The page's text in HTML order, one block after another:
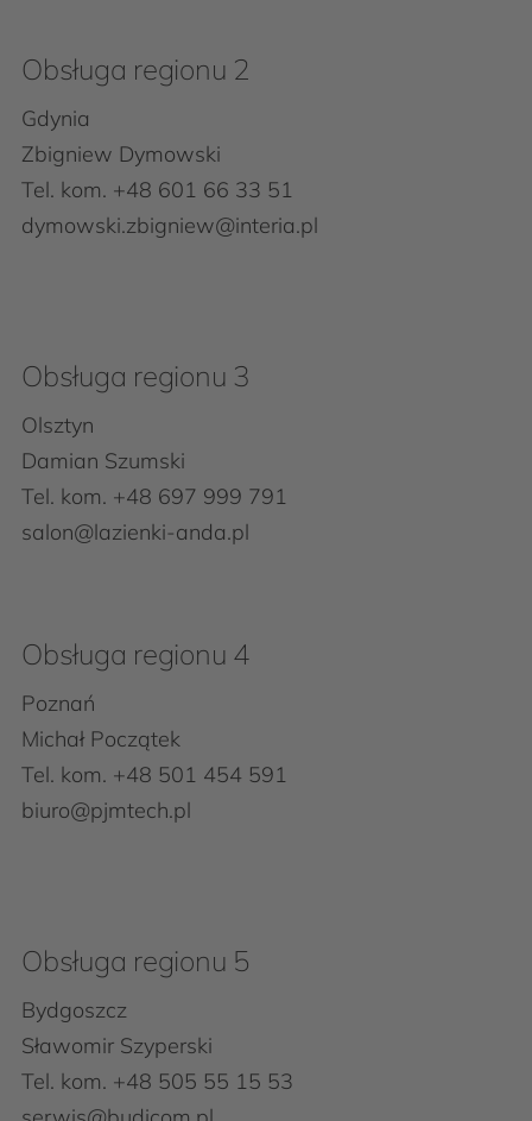
Obsługa regionu 2
Gdynia
Zbigniew Dymowski
Tel. kom. +48 601 66 33 51
dymowski.zbigniew@interia.pl
Obsługa regionu 3
Olsztyn
Damian Szumski
Tel. kom. +48 697 999 791
salon@lazienki-anda.pl
Obsługa regionu 4
Poznań
Michał Początek
Tel. kom. +48 501 454 591
biuro@pjmtech.pl
Obsługa regionu 5
Bydgoszcz
Sławomir Szyperski
Tel. kom. +48 505 55 15 53